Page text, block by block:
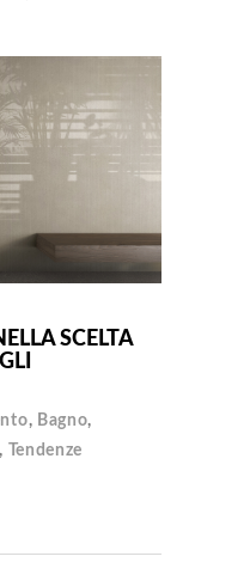
SCELTA
, Bagno,
, Tendenze